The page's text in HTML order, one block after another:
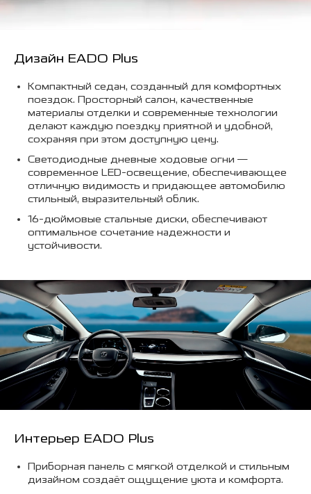
Дизайн EADO Plus
Компактный седан, созданный для комфортных
поездок. Просторный салон, качественные
материалы отделки и современные технологии
делают каждую поездку приятной и удобной,
сохраняя при этом доступную цену.
Светодиодные дневные ходовые огни —
современное LED-освещение, обеспечивающее
отличную видимость и придающее автомобилю
стильный, выразительный облик.
16-дюймовые стальные диски, обеспечивают
оптимальное сочетание надежности и
устойчивости.
Интерьер EADO Plus
Приборная панель с мягкой отделкой и стильным
дизайном создаёт ощущение уюта и комфорта.